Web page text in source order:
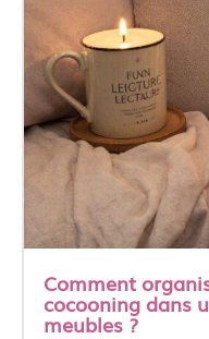
Comment
cocooning dans
meubles ?